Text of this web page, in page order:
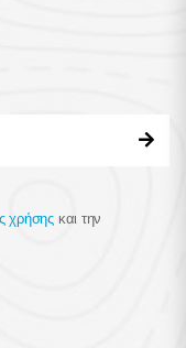
χρήσηςκαι την